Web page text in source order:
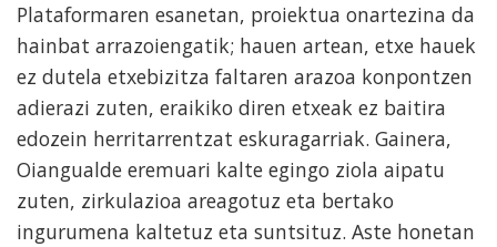
Plataformaren esanetan, proiektua onartezina da
hainbat arrazoiengatik; hauen artean, etxe hauek
ez dutela etxebizitza faltaren arazoa konpontzen
adierazi zuten, eraikiko diren etxeak ez baitira
edozein herritarrentzat eskuragarriak. Gainera,
Oiangualde eremuari kalte egingo ziola aipatu
zuten, zirkulazioa areagotuz eta bertako
ingurumena kaltetuz eta suntsituz. Aste honetan